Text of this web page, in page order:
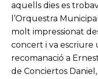
aquells dies es
l’Orquestra
molt impressionat
concert i va escriure
recomanació a
de Conciertos